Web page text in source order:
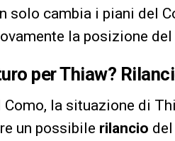
solo cambia i piani del
la posizione
per Thiaw?
Como, la situazione di
un possibile rilancio